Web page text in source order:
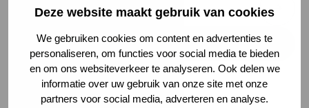
Deze website maakt gebruik van cookies
We gebruiken cookies om content en advertenties te
personaliseren, om functies voor social media te bieden
en om ons websiteverkeer te analyseren. Ook delen we
informatie over uw gebruik van onze site met onze
partners voor social media, adverteren en analyse.
1 van 3
1van3
Word ook lid